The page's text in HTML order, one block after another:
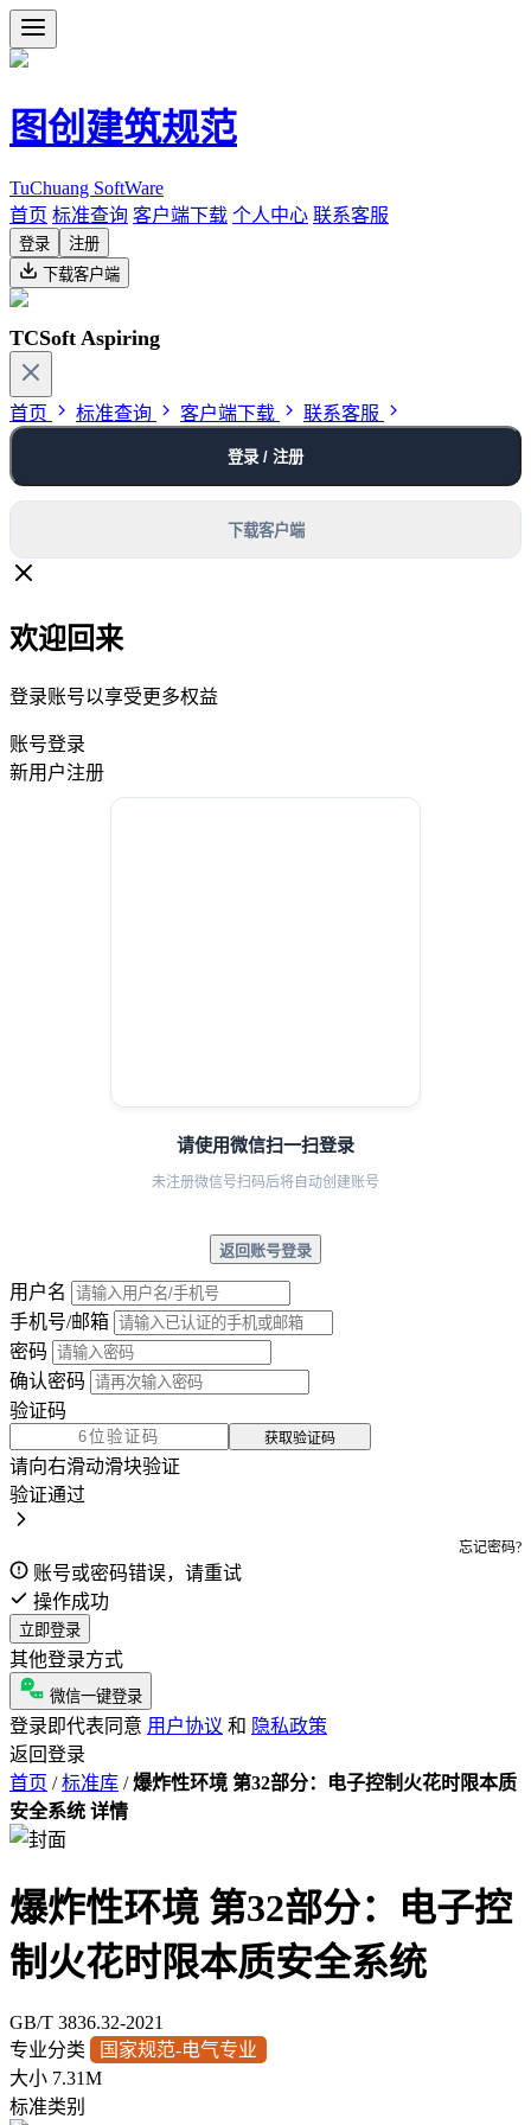
图创建筑规范
TuChuang SoftWare
首页 标准查询 客户端下载 个人中心 联系客服
登录
注册
下载客户端
TCSoft Aspiring
首页 标准查询 客户端下载 联系客服
登录 / 注册
下载客户端
欢迎回来
登录账号以享受更多权益
账号登录
新用户注册
请使用微信扫一扫登录
未注册微信号扫码后将自动创建账号
返回账号登录
用户名
手机号/邮箱
密码
确认密码
验证码
获取验证码
请向右滑动滑块验证
验证通过
忘记密码?
账号或密码错误，请重试
操作成功
立即登录
其他登录方式
微信一键登录
登录即代表同意 用户协议 和 隐私政策
返回登录
首页 / 标准库 / 爆炸性环境 第32部分：电子控制火花时限本质
安全系统 详情
爆炸性环境 第32部分：电子控
制火花时限本质安全系统
GB/T 3836.32-2021
专业分类
国家规范-电气专业
大小 7.31M
标准类别